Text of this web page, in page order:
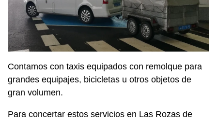
Contamos con taxis equipados con remolque para
grandes equipajes, bicicletas u otros objetos de
gran volumen.
Para concertar estos servicios en Las Rozas de